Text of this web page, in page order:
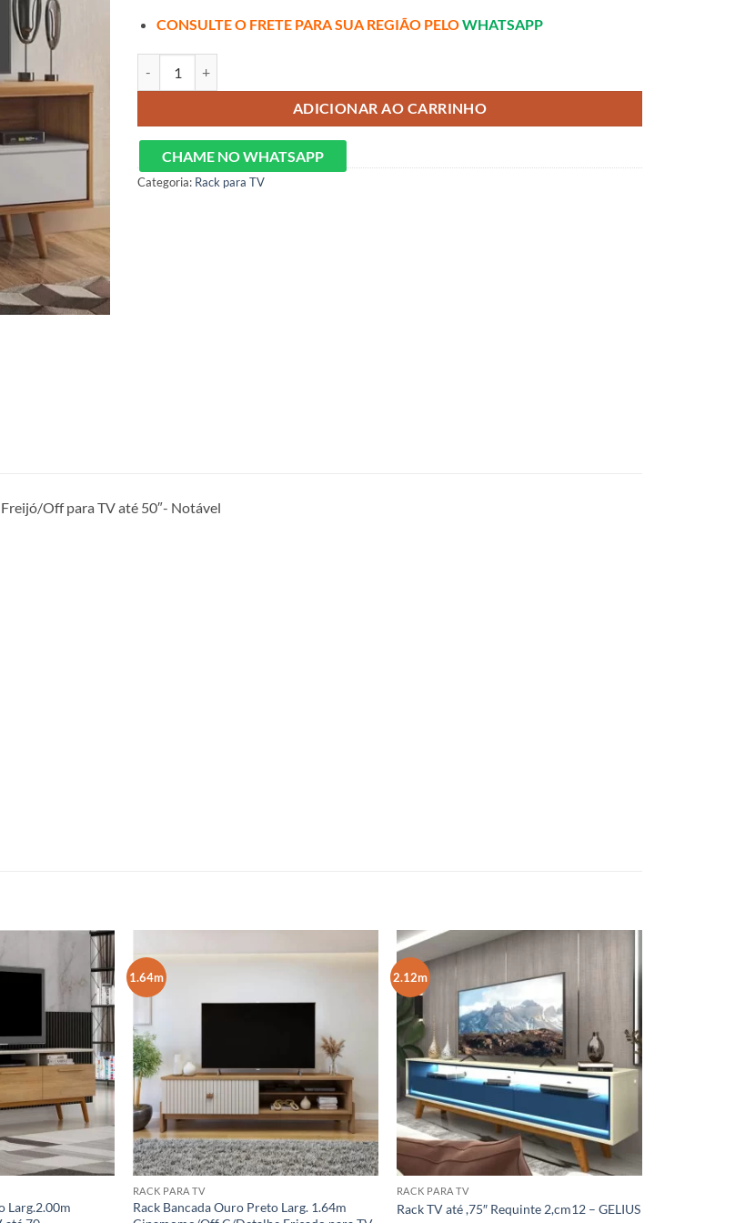
CONSULTE O FRETE PARA SUA REGIÃO PELOWHATSAPP
ADICIONAR AO CARRINHO
CHAME NO WHATSAPP
Categoria: Rack para TV
Off para TV até 50″- Notável
Larg.2.00m
1.64m
RACK PARA TV
Rack Bancada Ouro Preto Larg. 1.64m
2.12m
RACK PARA TV
Rack TV até ,75″ Requinte 2,cm12 – GELIUS